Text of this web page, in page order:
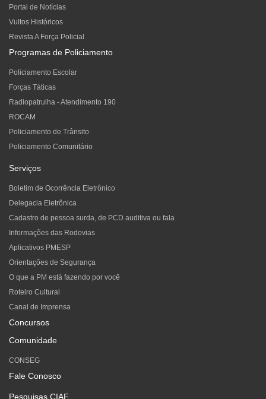
Portal de Notícias
Vultos Históricos
Revista A Força Policial
Programas de Policiamento
Policiamento Escolar
Forças Táticas
Radiopatrulha - Atendimento 190
ROCAM
Policiamento de Trânsito
Policiamento Comunitário
Serviços
Boletim de Ocorrência Eletrônico
Delegacia Eletrônica
Cadastro de pessoa surda, de PCD auditiva ou fala
Informações das Rodovias
Aplicativos PMESP
Orientações de Segurança
O que a PM está fazendo por você
Roteiro Cultural
Canal de Imprensa
Concursos
Comunidade
CONSEG
Fale Conosco
Pesquisas CIAF